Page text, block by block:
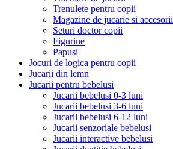
Trenulete pentru copii
Magazine de jucarie si accesorii
Seturi doctor copii
Figurine
Papusi
Jocuri de logica pentru copii
Jucarii din lemn
Jucarii pentru bebelusi
Jucarii bebelusi 0-3 luni
Jucarii bebelusi 3-6 luni
Jucarii bebelusi 6-12 luni
Jucarii senzoriale bebelusi
Jucarii interactive bebelusi